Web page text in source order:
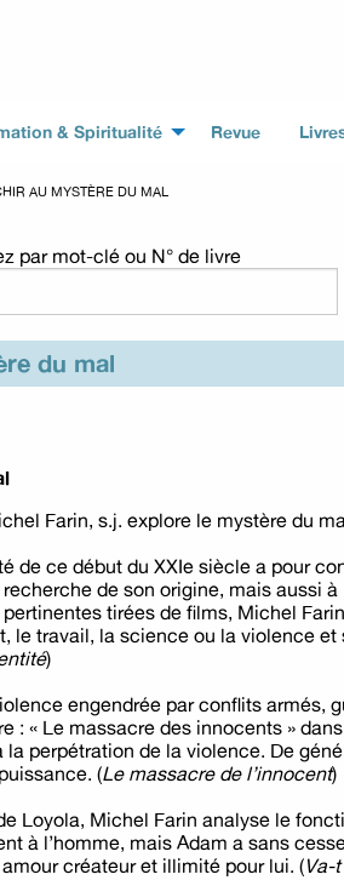
& Spiritualité Revue
AU MYSTÈRE DU MAL
par mot-clé ou N° de livre
du mal
Farin, s.j. explore le mystère du
de ce début du XXIe siècle a pour
de son origine, mais aussi
tirées de films, Michel
le travail, la science ou la violence
)
engendrée par conflits
« Le massacre des innocents »
perpétration de la violence. De
(Le massacre de l’innocent)
Loyola, Michel Farin analyse le
à l’homme, mais Adam a sans
créateur et illimité pour lui. (Va-